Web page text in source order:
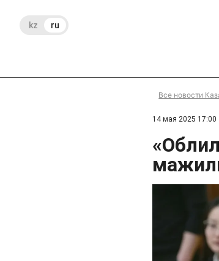
kz ru
Все новости
14 мая 2025 17:00